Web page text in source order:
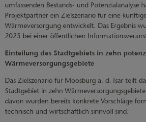
umfassenden Bestands- und Potenzialanalyse
Projektpartner ein Zielszenario für eine
Wärmeversorgung entwickelt. Das Ergebnis
2025 bei einer öffentlichen
Einteilung des Stadtgebiets in zehn
Wärmeversorgungsgebiete
Das Zielszenario für Moosburg a. d. Isar teilt
Stadtgebiet in zehn
davon wurden bereits konkrete Vorschläge
technisch und wirtschaftlich sinnvoll sind: